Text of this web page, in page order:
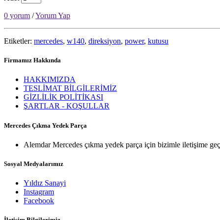
0 yorum /Yorum Yap
Etiketler: mercedes, w140, direksiyon, power, kutusu
Firmamız Hakkında
HAKKIMIZDA
TESLİMAT BİLGİLERİMİZ
GİZLİLİK POLİTİKASI
ŞARTLAR - KOŞULLAR
Mercedes Çıkma Yedek Parça
Alemdar Mercedes çıkma yedek parça için bizimle iletişime
Sosyal Medyalarımız
Yıldız Sanayi
Instagram
Facebook